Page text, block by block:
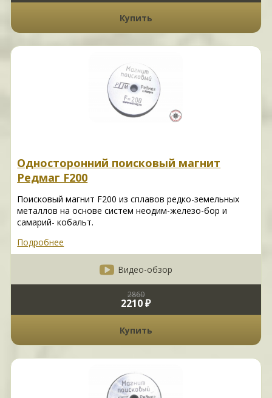
Купить
Односторонний поисковый магнит
Редмаг F200
Поисковый магнит F200 из сплавов редко-земельных
металлов на основе систем неодим-железо-бор и
самарий- кобальт.
Подробнее
Видео-обзор
2860
2210 ₽
Купить